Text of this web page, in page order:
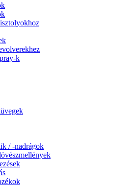
k
/ -nadrágok